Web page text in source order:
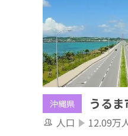
沖縄県 うるま
人口 12.09万